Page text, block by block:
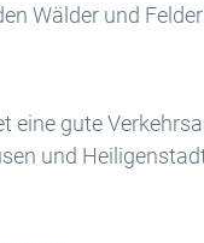
Wälder und
gute
und